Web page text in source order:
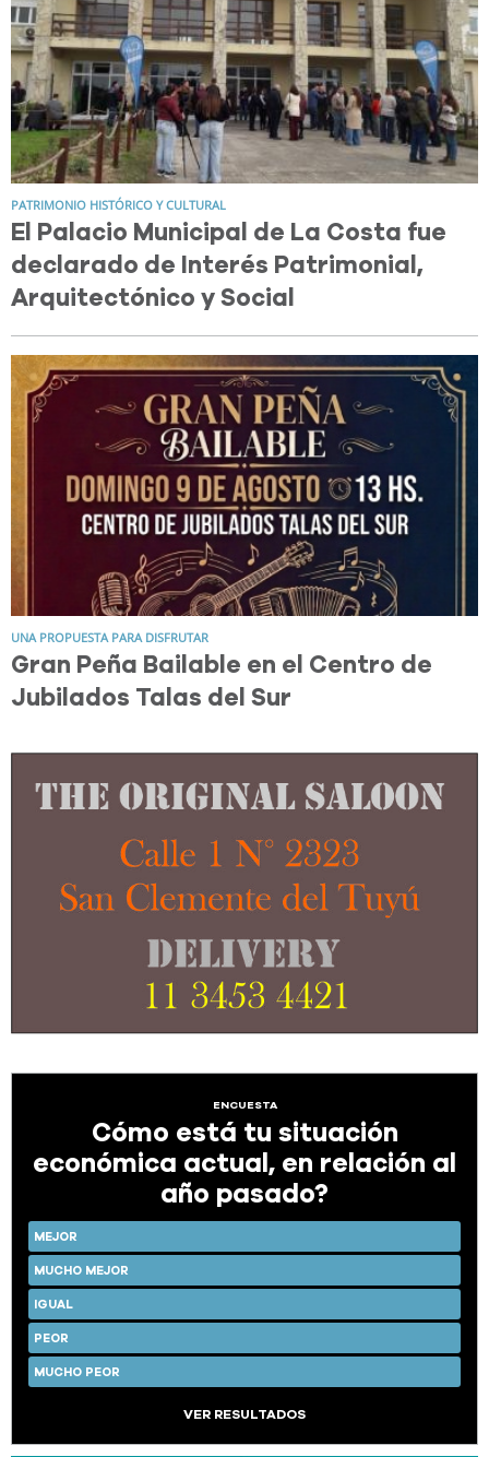
PATRIMONIO HISTÓRICO Y CULTURAL
El Palacio Municipal de La Costa fue
declarado de Interés Patrimonial,
Arquitectónico y Social
UNA PROPUESTA PARA DISFRUTAR
Gran Peña Bailable en el Centro de
Jubilados Talas del Sur
ENCUESTA
Cómo está tu situación
económica actual, en relación al
año pasado?
MEJOR
MUCHO MEJOR
IGUAL
PEOR
MUCHO PEOR
VER RESULTADOS